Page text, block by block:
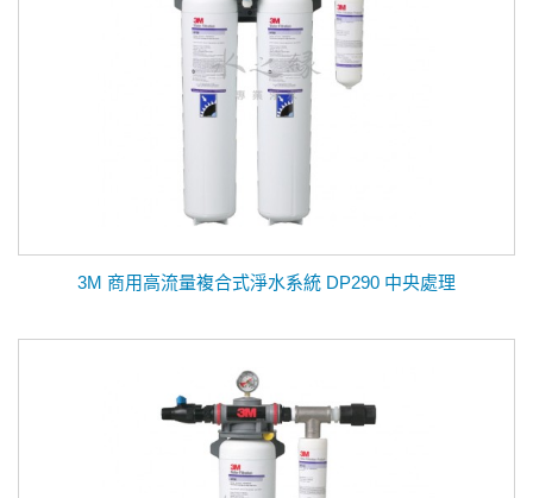
3M 商用高流量複合式淨水系統 DP290 中央處理